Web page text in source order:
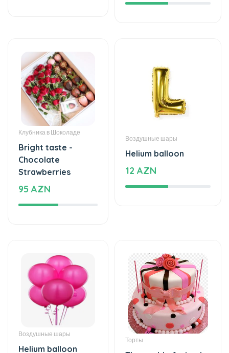
Клубника в Шоколаде
Bright taste -
Chocolate
Strawberries
95 AZN
Воздушные шары
Helium balloon
12 AZN
Воздушные шары
Helium balloon
Торты